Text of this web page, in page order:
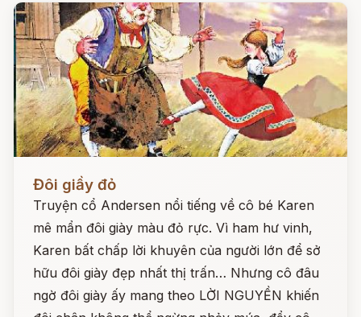
Đôi giầy đỏ
Truyện cổ Andersen nổi tiếng về cô bé Karen
mê mẩn đôi giày màu đỏ rực. Vì ham hư vinh,
Karen bất chấp lời khuyên của người lớn để sở
hữu đôi giày đẹp nhất thị trấn… Nhưng cô đâu
ngờ đôi giày ấy mang theo LỜI NGUYỀN khiến